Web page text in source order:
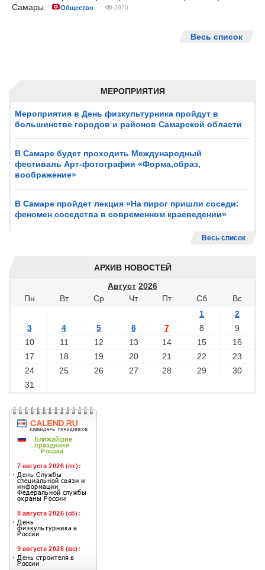
МЕРОПРИЯТИЯ
Мероприятия в День физкультурника пройдут в
большинстве городов и районов Самарской области
В Самаре будет проходить Международный
фестиваль Арт-фотографии «Форма,образ,
воображение»
В Самаре пройдет лекция «На пирог пришли соседи:
феномен соседства в современном краеведении»
Весь список
АРХИВ НОВОСТЕЙ
Август 2026
Пн
Вт Ср Чт Пт Сб
Вс
1
2
3
4 5 6 7 8
9
10
11 12 13 14 15
16
17
18 19 20 21 22
23
24
25 26 27 28 29
30
31
Самары.
Общество 2970
Весь список